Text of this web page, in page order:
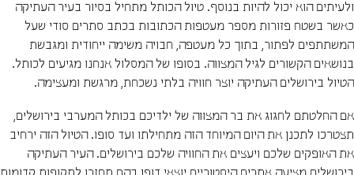
ולעיתים הוא יכול להיות בנוסף. טיול הכותל מתחיל בסיור בעיר העתיקה
כאשר בשטח פזורות מספר מעטפות הכתובות בכתב סתרים סודי שעל
המשתתפים לפתור, בתוך כל מעטפה, חבויה משימה ייחודית ומגבשת
בנושאים הקשורים לגיל המצווה. בסופו של המסלול אנחנו מגיעים לכותל.
הטיול בירושלים העתיקה יוצר חוויה בלתי נשכחת, מרגשת ומעצימה.
אם החלטתם לחגוג את בר המצווה של ילדיכם בכותל המערבי בירושלים,
תצטרכו לתכנן את היום המיוחד הזה מתחילתו ועד סופו. הטיול הזה ירחיב
את האופקים שלכם ויעצים את החוויה שלכם בירושלים. העיר העתיקה